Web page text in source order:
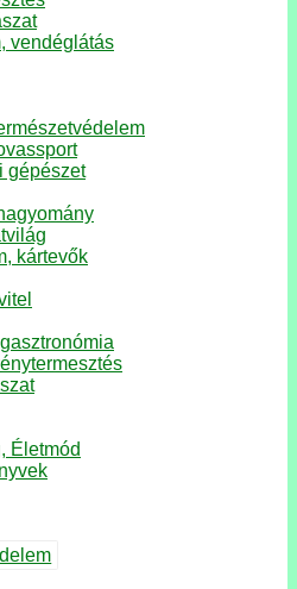
vendéglátás
gépészet
kártevők
Életmód